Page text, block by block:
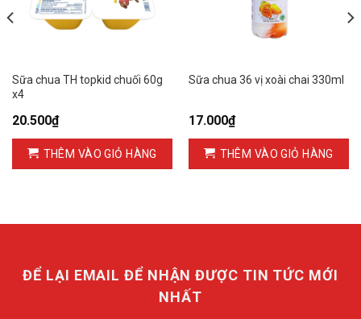
Sữa chua TH topkid chuối 60g
x4
20.500₫
THÊM VÀO GIỎ HÀNG
Sữa chua 36 vị xoài chai 330ml
17.000₫
THÊM VÀO GIỎ HÀNG
ĐỂ LẠI EMAIL ĐỂ NHẬN ĐƯỢC TIN TỨC MỚI
NHẤT